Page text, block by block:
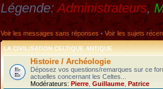
Légende:Administrateurs,
Voir les messages sans réponses•Voir les sujets
LA CIVILISATION CELTIQUE ANTIQUE
Histoire / Archéologie
Déposez vos questions/remarques sur ce
actuelles concernant les Celtes...
Modérateurs: Pierre Guillaume Patrice